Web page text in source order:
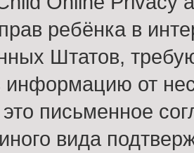
ребёнка в
Штатов,
информацию от
письменное
вида